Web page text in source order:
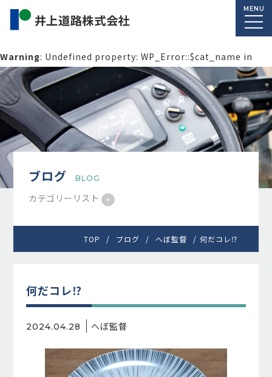
MENU
Warning: Undefined property: WP_Error::$cat_name in
/home/macolab2/inouedoro.co.jp/public_html/wp-
content/themes/inourdoro_theme_2024/single.phpon
line14
ブログ BLOG
カテゴリーリスト
TOP ブログ へぼ監督 何だコレ⁉️
何だコレ⁉️
2024.04.28 へぼ監督